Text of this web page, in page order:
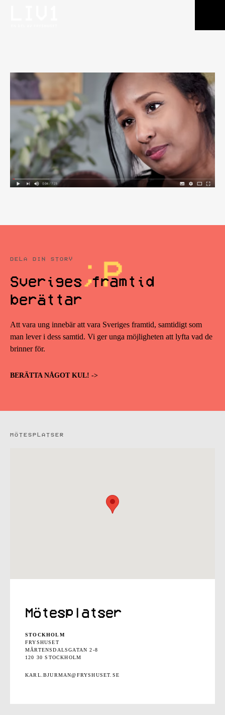
DELA DIN STORY
Sveriges framtid
berättar
Att vara ung innebär att vara Sveriges framtid, samtidigt som
man lever i dess samtid. Vi ger unga möjligheten att lyfta vad de
brinner för.
BERÄTTA NÅGOT KUL! ->
MÖTESPLATSER
Mötesplatser
STOCKHOLM
FRYSHUSET
MÅRTENSDALSGATAN 2-8
120 30 STOCKHOLM
KARL.BJURMAN@FRYSHUSET.SE